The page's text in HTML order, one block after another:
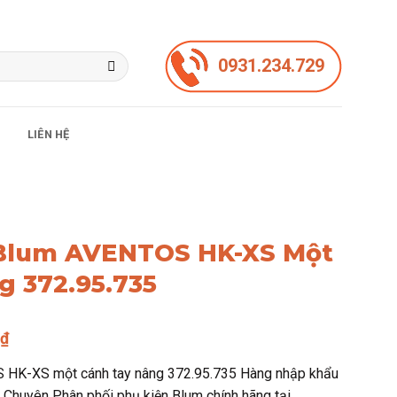
0931.234.729
LIÊN HỆ
AVENTOS HK-XS Một
372.95.735
₫Giá
hiện
tại
HK-XS một cánh tay nâng 372.95.735 Hàng nhập khẩu